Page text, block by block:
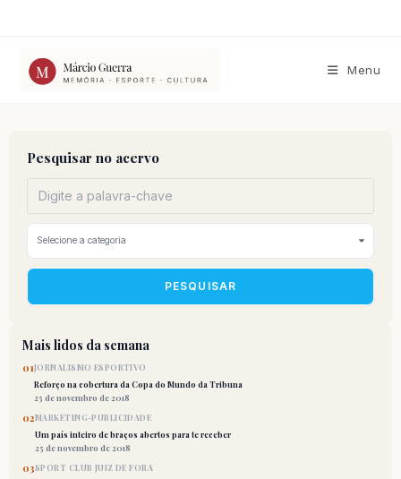
conteúdo
Menu
Pesquisar no acervo
PESQUISAR
Mais lidos da semana
01JORNALISMO ESPORTIVO
Reforço na cobertura da Copa do Mundo da Tribuna
25 de novembro de 2018
02MARKETING-PUBLICIDADE
Um país inteiro de braços abertos para te receber
25 de novembro de 2018
03SPORT CLUB JUIZ DE FORA